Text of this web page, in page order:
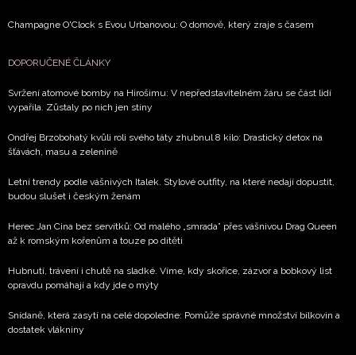
Champagne O'Clock s Evou Urbanovou: O domově, který zraje s časem
DOPORUČENÉ ČLÁNKY
Svržení atomové bomby na Hirošimu: V nepředstavitelném žáru se část lidí
vypařila. Zůstaly po nich jen stíny
Ondřej Brzobohatý kvůli roli svého táty zhubnul 8 kilo: Drastický detox na
šťávách, masu a zelenině
Letní trendy podle vášnivých Italek. Stylové outfity, na které nedají dopustit,
budou slušet i českým ženám
Herec Jan Cina bez servítků: Od malého „smrada” přes vášnivou Drag Queen
až k romským kořenům a touze po dítěti
Hubnutí, trávení i chutě na sladké. Víme, kdy skořice, zázvor a bobkový list
opravdu pomáhají a kdy jde o mýty
Snídaně, která zasytí na celé dopoledne: Pomůže správné množství bílkovin a
dostatek vlákniny